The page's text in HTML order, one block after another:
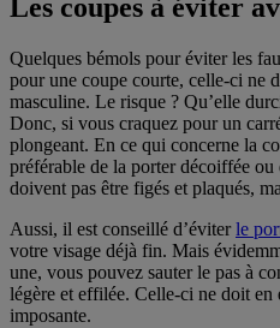
Les coupes à éviter
Quelques bémols pour éviter les
pour une coupe courte, celle-ci ne
masculine. Le risque ? Qu’elle
Donc, si vous craquez pour un
plongeant. En ce qui concerne la
préférable de la porter décoiffée
doivent pas être figés et plaqués,
Aussi, il est conseillé d’éviterle
votre visage déjà fin. Mais
une, vous pouvez sauter le pas à
légère et effilée. Celle-ci ne doit en
imposante.